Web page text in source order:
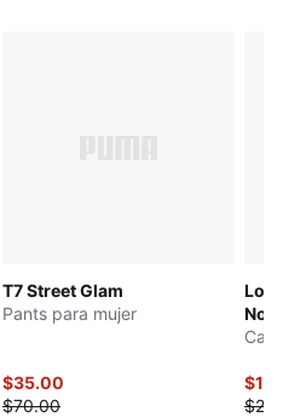
T7 Street Glam
Pants para mujer
$35.00
$70.00
No. 1